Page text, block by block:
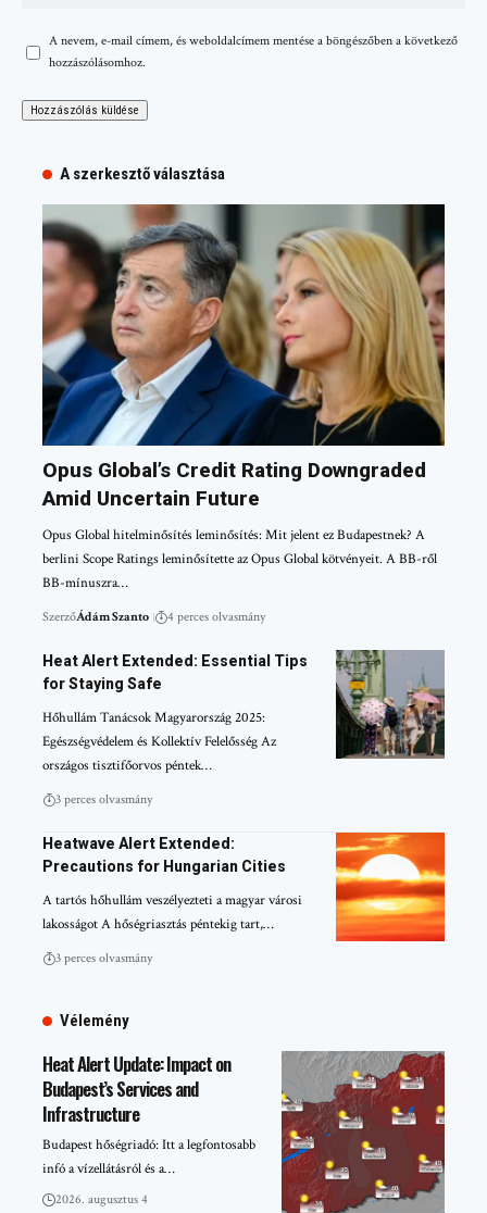
A nevem, e-mail címem, és weboldalcímem mentése a böngészőben a következő
hozzászólásomhoz.
A szerkesztő választása
Opus Global’s Credit Rating Downgraded
Amid Uncertain Future
Opus Global hitelminősítés leminősítés: Mit jelent ez Budapestnek? A
berlini Scope Ratings leminősítette az Opus Global kötvényeit. A BB-ről
BB-mínuszra…
SzerzőÁdám Szanto 4 perces olvasmány
Heat Alert Extended: Essential Tips
for Staying Safe
Hőhullám Tanácsok Magyarország 2025:
Egészségvédelem és Kollektív Felelősség Az
országos tisztifőorvos péntek…
3 perces olvasmány
Heatwave Alert Extended:
Precautions for Hungarian Cities
A tartós hőhullám veszélyezteti a magyar városi
lakosságot A hőségriasztás péntekig tart,…
3 perces olvasmány
Vélemény
Heat Alert Update: Impact on
Budapest’s Services and
Infrastructure
Budapest hőségriadó: Itt a legfontosabb
infó a vízellátásról és a…
2026. augusztus 4